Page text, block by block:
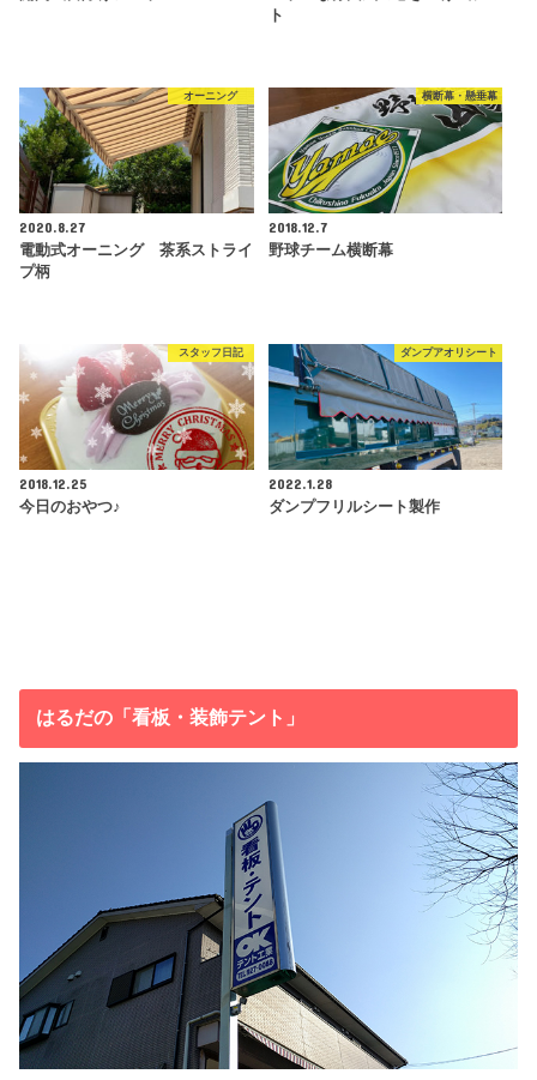
ト
オーニング
2020.8.27
電動式オーニング 茶系ストライ
プ柄
横断幕・懸垂幕
2018.12.7
野球チーム横断幕
スタッフ日記
2018.12.25
今日のおやつ♪
ダンプアオリシート
2022.1.28
ダンプフリルシート製作
はるだの「看板・装飾テント」